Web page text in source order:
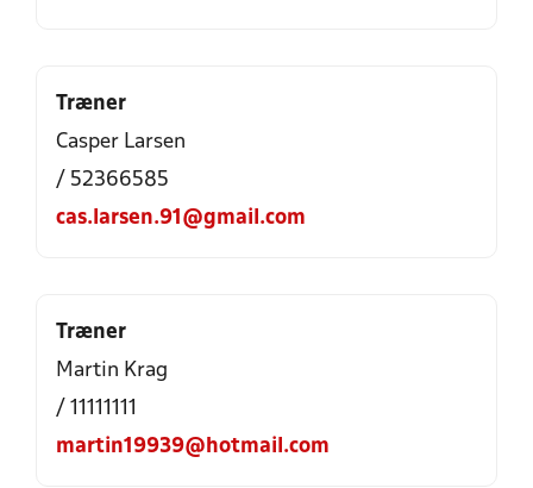
Træner
Casper Larsen
/ 52366585
cas.larsen.91@gmail.com
Træner
Martin Krag
/ 11111111
martin19939@hotmail.com